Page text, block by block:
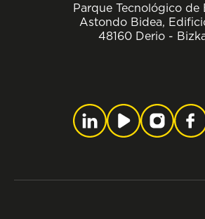
Parque Tecnológico de
Astondo Bidea,
48160 Derio -